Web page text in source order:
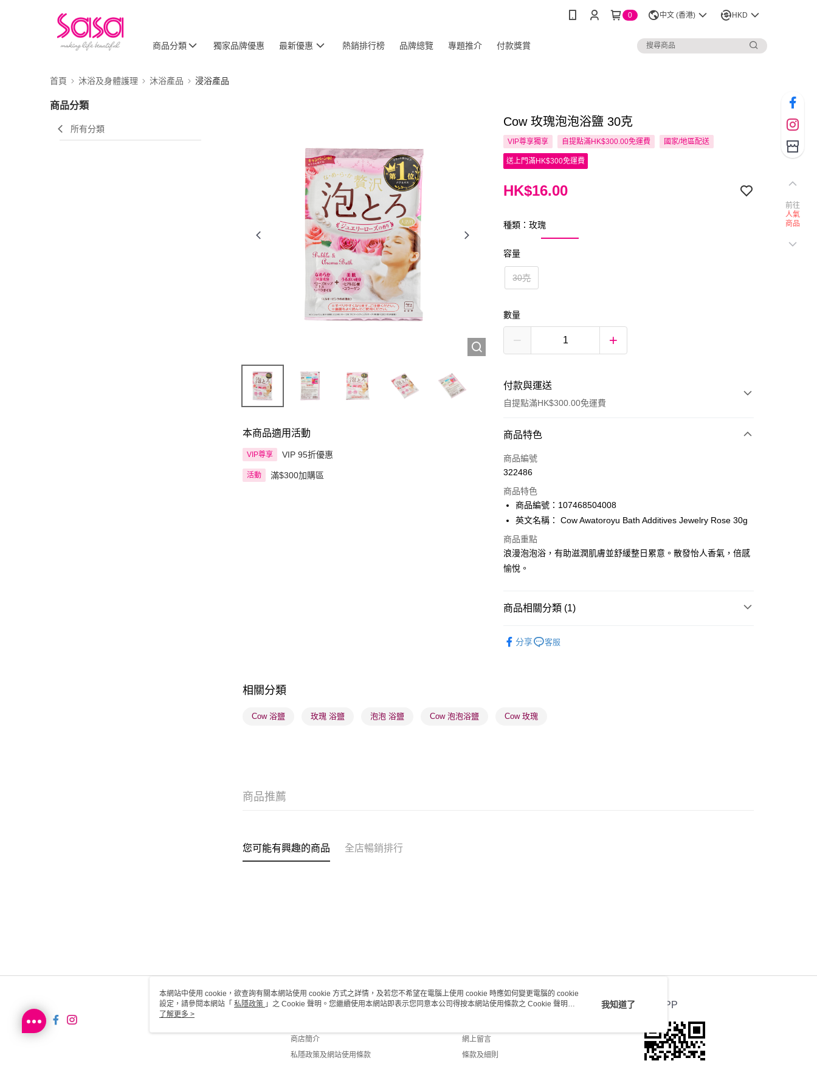
0 中文 (香港) HKD
商品分類 獨家品牌優惠 最新優惠 熱銷排行榜 品牌總覽 專題推介 付款獎賞
首頁 沐浴及身體護理 沐浴產品 浸浴產品
商品分類
所有分類
本商品適用活動
VIP尊享 VIP 95折優惠
活動 滿$300加購區
Cow 玫瑰泡泡浴鹽 30克
VIP尊享獨享 自提點滿HK$300.00免運費 國家/地區配送
送上門滿HK$300免運費
HK$16.00
種類：玫瑰
容量
30克
數量
付款與運送
自提點滿HK$300.00免運費
付款方式
信用卡
AlipayHK
PayMe
WeChat Pay
BoC Pay
送貨方式
每筆HK$65.00，滿HK$300.00或以上免運費
商品特色
商品編號
322486
商品特色
商品編號：107468504008
英文名稱： Cow Awatoroyu Bath Additives Jewelry Rose 30g
商品重點
浪漫泡泡浴，有助滋潤肌膚並舒緩整日累意。散發怡人香氣，倍感
愉悅。
商品相關分類 (1)
分享
客服
相關分類
Cow 浴鹽 玫瑰 浴鹽 泡泡 浴鹽 Cow 泡泡浴鹽 Cow 玫瑰
商品推薦
您可能有興趣的商品 全店暢銷排行
關於我們
商店簡介
私隱政策及網站使用條款
客戶服務
網上留言
條款及細則
官方APP
前往
人氣
商品
本網站中使用 cookie，欲查詢有關本網站使用 cookie 方式之詳情，及若您不希望在電腦上使用 cookie 時應如何變更電腦的 cookie
設定，請參閱本網站「 私隱政策 」之 Cookie 聲明。您繼續使用本網站即表示您同意本公司得按本網站使用條款之 Cookie 聲明使
用 cookie。
了解更多 >
我知道了